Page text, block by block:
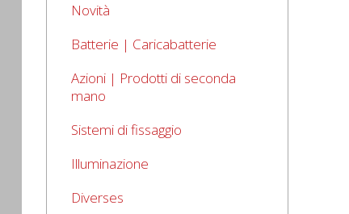
Novità
Batterie | Caricabatterie
Azioni | Prodotti di seconda
mano
Sistemi di fissaggio
Illuminazione
Diverses